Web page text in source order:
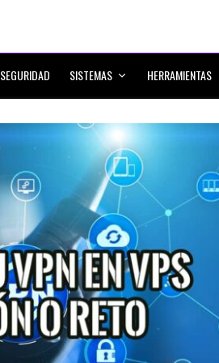
SEGURIDAD SISTEMAS HERRAMIENTAS